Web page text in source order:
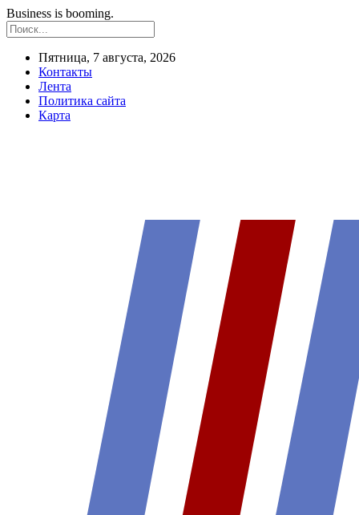
Business is booming.
Пятница, 7 августа, 2026
Контакты
Лента
Политика сайта
Карта